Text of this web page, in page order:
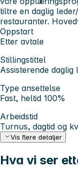
tiltre en daglig
restauranter.
Oppstart
Etter avtale
Stillingstittel
Assisterende daglig
Type ansettelse
Fast, heltid 100%
Arbeidstid
Turnus, dagtid og
Vis flere detaljer
Hva vi ser